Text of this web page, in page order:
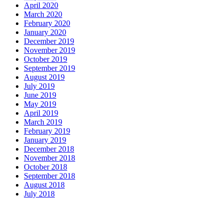
April 2020
March 2020
February 2020
January 2020
December 2019
November 2019
October 2019
September 2019
August 2019
July 2019
June 2019
May 2019
April 2019
March 2019
February 2019
January 2019
December 2018
November 2018
October 2018
September 2018
August 2018
July 2018